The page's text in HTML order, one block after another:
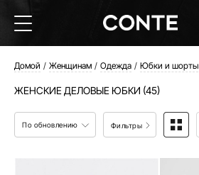
Домой Женщинам Одежда Юбки и шорты
ЖЕНСКИЕ ДЕЛОВЫЕ ЮБКИ (45)
По обновлению Фильтры